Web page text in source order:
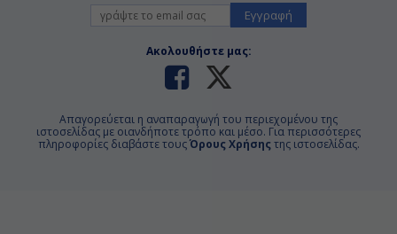
Εγγραφή
Ακολουθήστε μας:
Απαγορεύεται η αναπαραγωγή του περιεχομένου της
ιστοσελίδας με οιανδήποτε τρόπο και μέσο. Για περισσότερες
πληροφορίες διαβάστε τουςΌρους Χρήσης της ιστοσελίδας.